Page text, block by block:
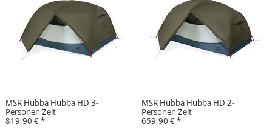
MSR Hubba Hubba HD 3-
Personen Zelt
819,90 €*
MSR Hubba Hubba HD 2-
Personen Zelt
659,90 €*